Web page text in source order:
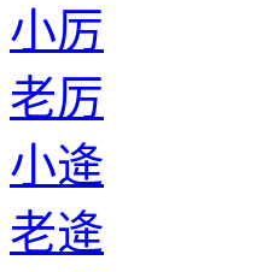
小厉
老厉
小逄
老逄